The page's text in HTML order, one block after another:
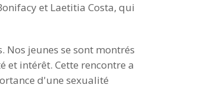
et Laetitia Costa, qui
Nos jeunes se sont montrés
et intérêt. Cette rencontre a
d'une sexualité